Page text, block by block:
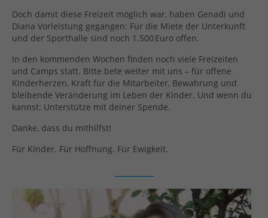
Doch damit diese Freizeit möglich war, haben Genadi und
Diana Vorleistung gegangen: Für die Miete der Unterkunft
und der Sporthalle sind noch 1.500 Euro offen.
In den kommenden Wochen finden noch viele Freizeiten
und Camps statt. Bitte bete weiter mit uns – für offene
Kinderherzen, Kraft für die Mitarbeiter, Bewahrung und
bleibende Veränderung im Leben der Kinder. Und wenn du
kannst: Unterstütze mit deiner Spende.
Danke, dass du mithilfst!
Für Kinder. Für Hoffnung. Für Ewigkeit.